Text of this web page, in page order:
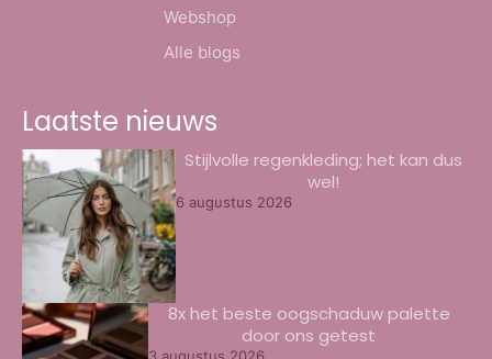
Webshop
Alle blogs
Laatste nieuws
Stijlvolle regenkleding; het kan dus
wel!
6 augustus 2026
8x het beste oogschaduw palette
door ons getest